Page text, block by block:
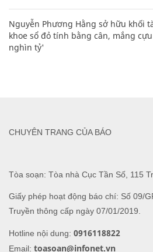
Nguyễn Phương Hằng sở hữu khối
khoe sổ đỏ tính bằng cân, mắng
nghìn tỷ'
Tòa soạn: Tòa nhà Cục Tần Số, 115
Giấy phép hoạt động báo chí: Số 09/
Truyền thông cấp ngày 07/01/2019.
Hotline nội dung: 0916118822
Email: toasoan@infonet.vn
CHUYÊN TRANG CỦA BÁO